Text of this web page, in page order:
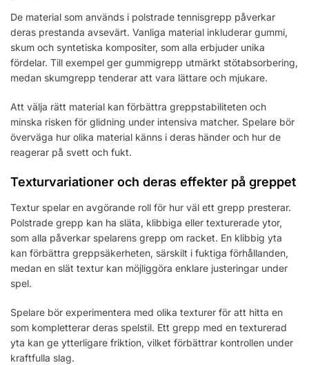
De material som används i polstrade tennisgrepp påverkar
deras prestanda avsevärt. Vanliga material inkluderar gummi,
skum och syntetiska kompositer, som alla erbjuder unika
fördelar. Till exempel ger gummigrepp utmärkt stötabsorbering,
medan skumgrepp tenderar att vara lättare och mjukare.
Att välja rätt material kan förbättra greppstabiliteten och
minska risken för glidning under intensiva matcher. Spelare bör
överväga hur olika material känns i deras händer och hur de
reagerar på svett och fukt.
Texturvariationer och deras effekter på greppet
Textur spelar en avgörande roll för hur väl ett grepp presterar.
Polstrade grepp kan ha släta, klibbiga eller texturerade ytor,
som alla påverkar spelarens grepp om racket. En klibbig yta
kan förbättra greppsäkerheten, särskilt i fuktiga förhållanden,
medan en slät textur kan möjliggöra enklare justeringar under
spel.
Spelare bör experimentera med olika texturer för att hitta en
som kompletterar deras spelstil. Ett grepp med en texturerad
yta kan ge ytterligare friktion, vilket förbättrar kontrollen under
kraftfulla slag.